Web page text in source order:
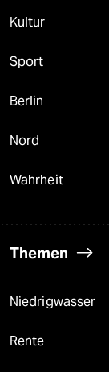
Kultur
Sport
Berlin
Nord
Wahrheit
Themen
Niedrigwasser
Rente